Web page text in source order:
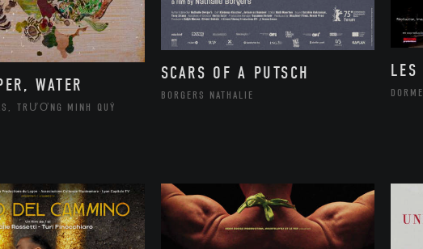
WATER
TRƯƠNG MINH QUÝ
SCARS OF A PUTSCH
BORGERS NATHALIE
LES